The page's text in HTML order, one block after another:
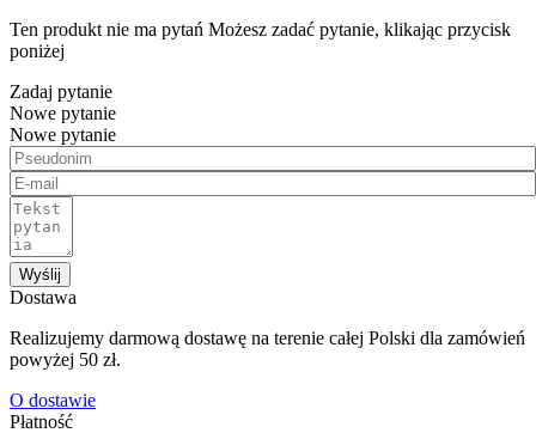
Ten produkt nie ma pytań Możesz zadać pytanie, klikając przycisk
poniżej
Zadaj pytanie
Nowe pytanie
Nowe pytanie
Wyślij
Dostawa
Realizujemy darmową dostawę na terenie całej Polski dla zamówień
powyżej 50 zł.
O dostawie
Płatność